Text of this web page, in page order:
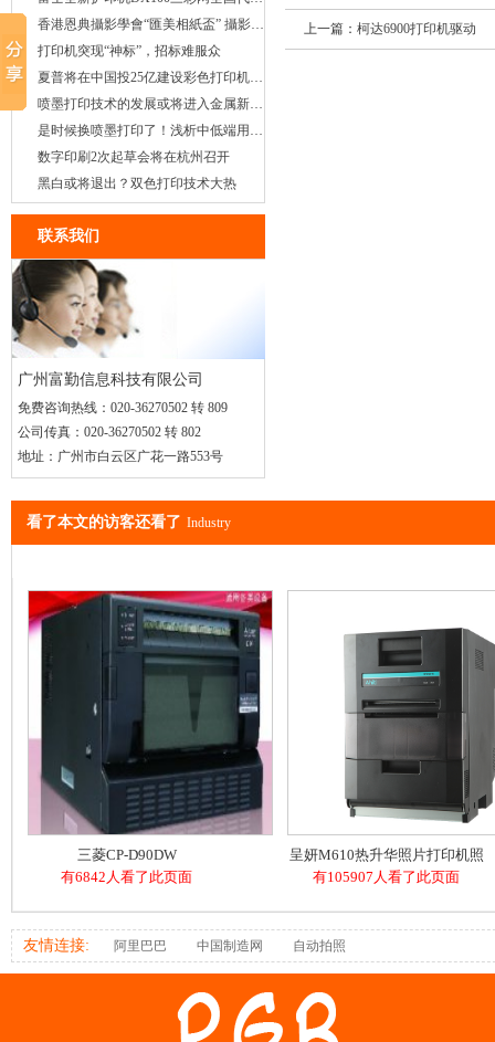
打印机突现“神标”，招标难服众
数字印刷2次起草会将在杭州召开
黑白或将退出？双色打印技术大热
联系我们
广州富勤信息科技有限公司
免费咨询热线： 020-36270502 转 809
公司传真： 020-36270502 转 802
地址： 广州市白云区广花一路553号
上一篇： 柯达6900打印机驱动
看了本文的访客还看了 Industry
三菱CP-D90DW
有6842人看了此页面
呈妍M610热升华照片打印机照
相馆文印店证件照
有105907人看了此页面
友情连接: 阿里巴巴 中国制造网 自动拍照